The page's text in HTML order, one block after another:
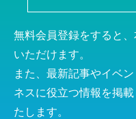
無料会員登録をすると
いただけます。
また、最新記事やイベ
ネスに役立つ情報を掲
たします。